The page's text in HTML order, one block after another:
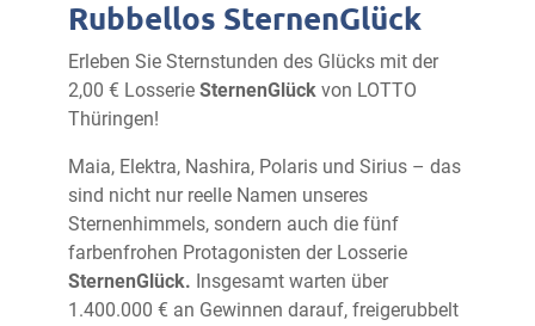
Rubbellos SternenGlück
Erleben Sie Sternstunden des Glücks mit der
2,00 € Losserie SternenGlückvon LOTTO
Thüringen!
Maia, Elektra, Nashira, Polaris und Sirius – das
sind nicht nur reelle Namen unseres
Sternenhimmels, sondern auch die fünf
farbenfrohen Protagonisten der Losserie
SternenGlück. Insgesamt warten über
1.400.000 € an Gewinnen darauf, freigerubbelt